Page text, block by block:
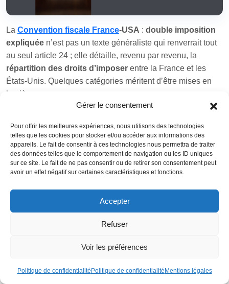
Gérer le consentement
Pour offrir les meilleures expériences, nous utilisons des technologies
telles que les cookies pour stocker et/ou accéder aux informations des
appareils. Le fait de consentir à ces technologies nous permettra de traiter
des données telles que le comportement de navigation ou les ID uniques
sur ce site. Le fait de ne pas consentir ou de retirer son consentement peut
avoir un effet négatif sur certaines caractéristiques et fonctions.
Accepter
Refuser
Voir les préférences
Politique de confidentialité Politique de confidentialité Mentions légales
La Convention fiscale France‑USA : double imposition
expliquée n’est pas un texte généraliste qui renverrait tout
au seul article 24 ; elle détaille, revenu par revenu, la
répartition des droits d’imposer entre la France et les
États‑Unis. Quelques catégories méritent d’être mises en
lumière.
L’article 10plafonne laretenue à la source sur
dividendesdans l’État de la source: en règle générale,
15 % maximum . Ce plafond descend à 5 % lorsque le
bénéficiaire effectif est une société qui détient directement
société distributrice. Il peut même être ramené à 0 % pour
certaines distributions intragroupe lorsque la participation
dépasse 80 % pendant au moins douze mois et que
véhicules d’investissement collectifscomme lesSICAV,